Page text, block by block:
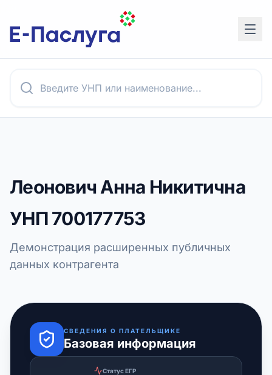
Леонович Анна Никитична
УНП700177753
Демонстрация расширенных публичных
данных контрагента
СВЕДЕНИЯ О ПЛАТЕЛЬЩИКЕ
Базовая информация
Статус ЕГР